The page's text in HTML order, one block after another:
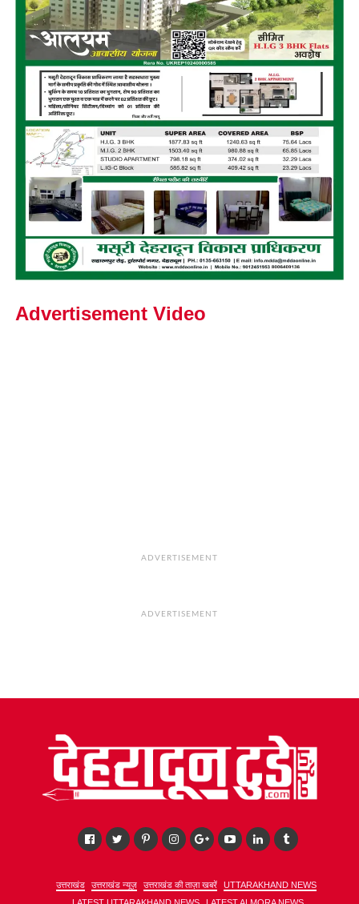
Advertisement Video
ADVERTISEMENT
ADVERTISEMENT
उत्तराखंड उत्तराखंड न्यूज़ उत्तराखंड की ताज़ा खबरें
UTTARAKHAND NEWS